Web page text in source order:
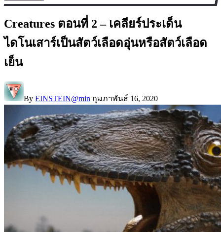
Creatures ตอนที่ 2 – เคลียร์ประเด็น
ไดโนเสาร์เป็นสัตว์เลือดอุ่นหรือสัตว์เลือด
เย็น
By EINSTEIN@min กุมภาพันธ์ 16, 2020